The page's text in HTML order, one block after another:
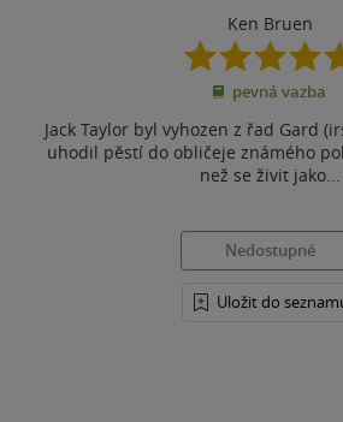
Ken Bruen
5.0
z
5
pevná vazba
Jack Taylor byl vyhozen z řad Gard
uhodil pěstí do obličeje známého
než se živit jako...
Nedostupné
Uložit do